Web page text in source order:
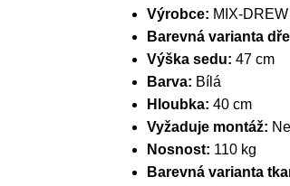
Výrobce: MIX-DREW
Barevná varianta
Výška sedu: 47 cm
Barva: Bílá
Hloubka: 40 cm
Vyžaduje montáž: Ne
Nosnost: 110 kg
Barevná varianta